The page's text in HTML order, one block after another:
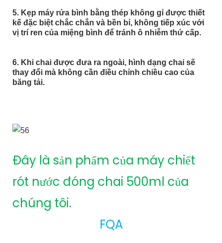
5. Kẹp máy rửa bình bằng thép không gỉ được thiết
kế đặc biệt chắc chắn và bền bỉ, không tiếp xúc với
vị trí ren của miệng bình để tránh ô nhiễm thứ cấp.
6. Khi chai được đưa ra ngoài, hình dạng chai sẽ
thay đổi mà không cần điều chỉnh chiều cao của
băng tải.
Đây là sản phẩm của máy chiết
rót nước đóng chai 500ml của
chúng tôi.
FQA